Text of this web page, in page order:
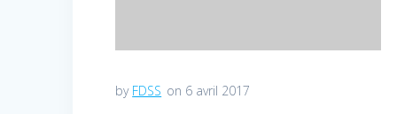
by FDSS on 6 avril 2017